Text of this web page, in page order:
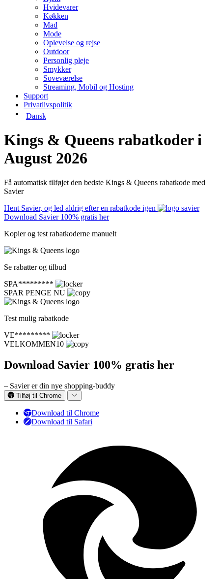
Hvidevarer
Køkken
Mad
Mode
Oplevelse og rejse
Outdoor
Personlig pleje
Smykker
Soveværelse
Streaming, Mobil og Hosting
Support
Privatlivspolitik
Dansk
Kings & Queens rabatkoder i
August 2026
Få automatisk tilføjet den bedste Kings & Queens rabatkode med
Savier
Hent Savier, og led aldrig efter en rabatkode igen
Download Savier 100% gratis her
Kopier og test rabatkoderne manuelt
Se rabatter og tilbud
SPA*********
SPAR PENGE NU
Test mulig rabatkode
VE*********
VELKOMMEN10
Download Savier 100% gratis her
– Savier er din nye shopping-buddy
Tilføj til Chrome
Download til Chrome
Download til Safari